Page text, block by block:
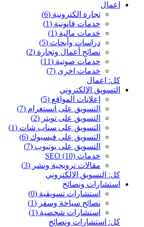
اعمال
تجارة الكترونية (6)
خدمات قانونية (1)
خدمات مالية (1)
دراسات وأبحاث (5)
نصائح أعمال وتجارة (2)
خدمات صوتية (11)
خدمات اخرى (7)
كل: اعمال
التسويق الالكتروني
إعلانات المواقع (5)
التسويق على انستغرام (7)
التسويق على تويتر (2)
التسويق على سناب شات (1)
التسويق على فيسبوك (6)
التسويق على يوتيوب (7)
خدمات SEO (10)
مقالات ترويجية ونشر (3)
كل: التسويق الالكتروني
استشارات ونصائح
استشارات تسويقية (0)
نصائح سياحة وسفر (1)
استشارات شخصية (1)
كل: استشارات ونصائح